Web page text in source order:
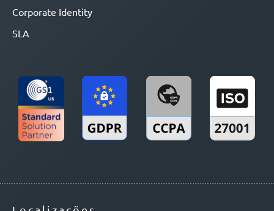
Corporate Identity
SLA